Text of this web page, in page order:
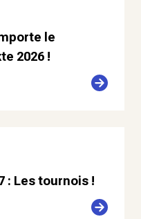
le
2026 !
: Les tournois !